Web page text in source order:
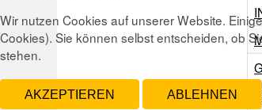
Wir nutzen Cookies auf unserer Website.
Cookies). Sie können selbst entscheiden, ob
stehen.
AKZEPTIEREN ABLEHNEN